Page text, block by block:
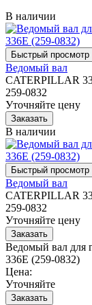
В наличии
Ведомый вал
CATERPILLAR
259-0832
Уточняйте цену
В наличии
Ведомый вал
CATERPILLAR
259-0832
Уточняйте цену
Ведомый вал для
336E (259-0832)
Цена:
Уточняйте